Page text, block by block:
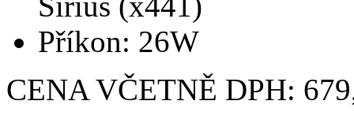
Příkon: 26W
CENA VČETNĚ DPH: